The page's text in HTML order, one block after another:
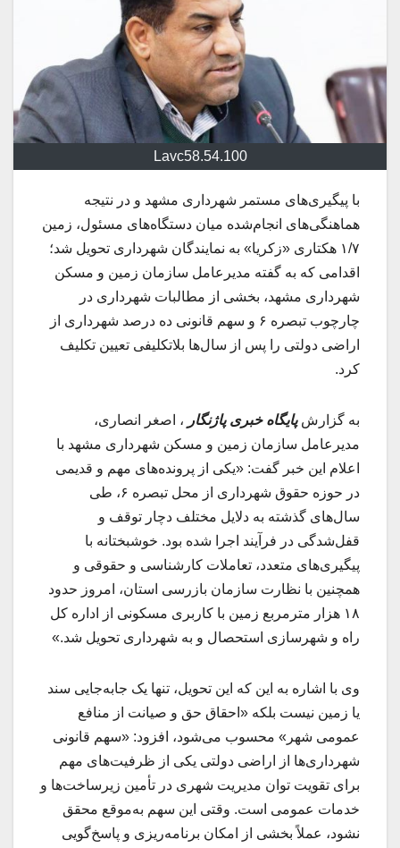
Lavc58.54.100
با پیگیری‌های مستمر شهرداری مشهد و در نتیجه
هماهنگی‌های انجام‌شده میان دستگاه‌های مسئول، زمین
۱/۷ هکتاری «زکریا» به نمایندگان شهرداری تحویل شد؛
اقدامی که به گفته مدیرعامل سازمان زمین و مسکن
شهرداری مشهد، بخشی از مطالبات شهرداری در
چارچوب تبصره ۶ و سهم قانونی ده‌ درصد شهرداری از
اراضی دولتی را پس از سال‌ها بلاتکلیفی تعیین‌ تکلیف
کرد.
به گزارشپایگاه خبری پاژنگار ، اصغر انصاری،
مدیرعامل سازمان زمین و مسکن شهرداری مشهد با
اعلام این خبر گفت: «یکی از پرونده‌های مهم و قدیمی
در حوزه حقوق شهرداری از محل تبصره ۶، طی
سال‌های گذشته به دلایل مختلف دچار توقف و
قفل‌شدگی در فرآیند اجرا شده بود. خوشبختانه با
پیگیری‌های متعدد، تعاملات کارشناسی و حقوقی و
همچنین با نظارت سازمان بازرسی استان، امروز حدود
۱۸ هزار مترمربع زمین با کاربری مسکونی از اداره کل
راه و شهرسازی استحصال و به شهرداری تحویل شد.»
وی با اشاره به این که این تحویل، تنها یک جابه‌جایی سند
یا زمین نیست بلکه «احقاق حق و صیانت از منافع
عمومی شهر» محسوب می‌شود، افزود: «سهم قانونی
شهرداری‌ها از اراضی دولتی یکی از ظرفیت‌های مهم
برای تقویت توان مدیریت شهری در تأمین زیرساخت‌ها و
خدمات عمومی است. وقتی این سهم به‌موقع محقق
نشود، عملاً بخشی از امکان برنامه‌ریزی و پاسخ‌گویی